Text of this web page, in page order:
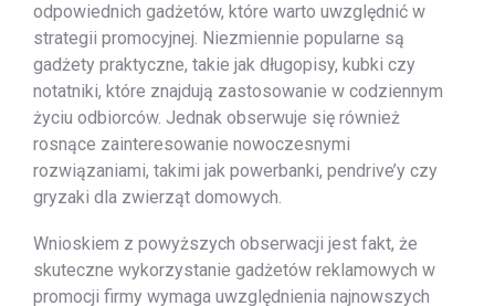
odpowiednich gadżetów, które warto uwzględnić w
strategii promocyjnej. Niezmiennie popularne są
gadżety praktyczne, takie jak długopisy, kubki czy
notatniki, które znajdują zastosowanie w codziennym
życiu odbiorców. Jednak obserwuje się również
rosnące zainteresowanie nowoczesnymi
rozwiązaniami, takimi jak powerbanki, pendrive’y czy
gryzaki dla zwierząt domowych.
Wnioskiem z powyższych obserwacji jest fakt, że
skuteczne wykorzystanie gadżetów reklamowych w
promocji firmy wymaga uwzględnienia najnowszych